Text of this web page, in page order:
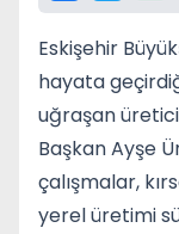
Eskişehir
hayata
uğraşan
Başkan Ayşe
çalışmalar,
yerel üretimi